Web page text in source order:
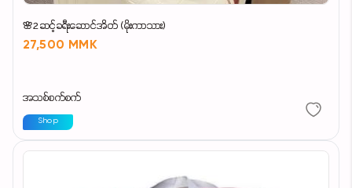
🌸2ဆင့်ခရီးဆောင်အိတ် (မိုးကာသား)
27,500 MMK
အသစ်စက်စက်
Shop